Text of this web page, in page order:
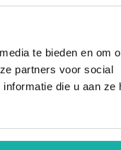
te bieden en om
partners voor social
die u aan ze